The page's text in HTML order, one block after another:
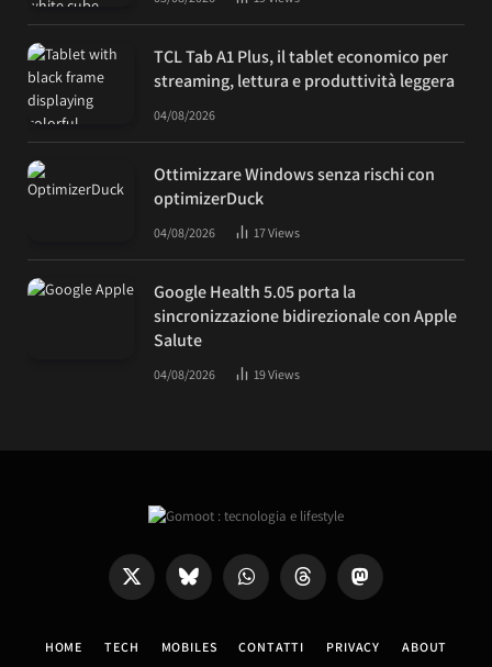
TCL Tab A1 Plus, il tablet economico per
streaming, lettura e produttività leggera
04/08/2026
Ottimizzare Windows senza rischi con
optimizerDuck
04/08/2026 17Views
Google Health 5.05 porta la
sincronizzazione bidirezionale con Apple
Salute
04/08/2026 19Views
X
(Twitter)
Bluesky WhatsAppThreads Mastodon
HOME TECH MOBILES CONTATTI PRIVACY ABOUT